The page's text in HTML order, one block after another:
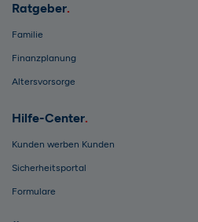
Ratgeber
Familie
Finanzplanung
Altersvorsorge
Hilfe-Center
Kunden werben Kunden
Sicherheitsportal
Formulare